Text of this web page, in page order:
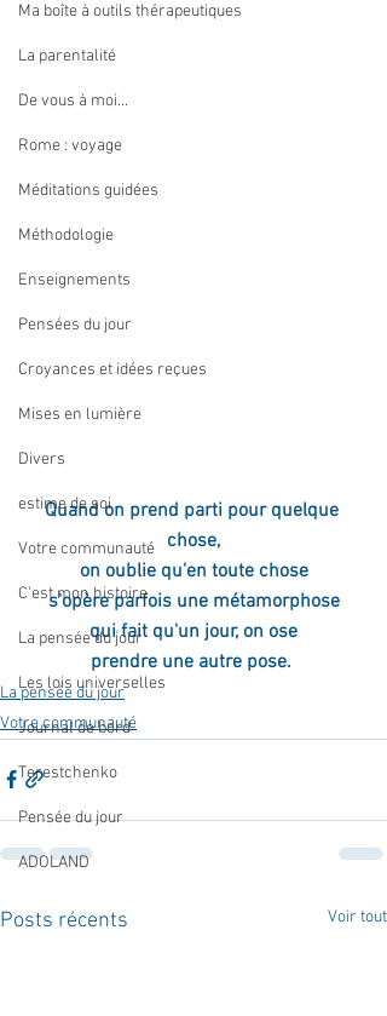
Ma boîte à outils thérapeutiques
La parentalité
De vous à moi...
Rome : voyage
Méditations guidées
Méthodologie
Enseignements
Pensées du jour
Croyances et idées reçues
Mises en lumière
Divers
estime de soi
Votre communauté
C'est mon histoire
La pensée du jour
Les lois universelles
Journal de bord
Terestchenko
Pensée du jour
ADOLAND
Quand on prend parti pour quelque
chose,
on oublie qu'en toute chose
s'opère parfois une métamorphose
qui fait qu'un jour, on ose
prendre une autre pose.
La pensée du jour
Votre communauté
Posts récents Voir tout